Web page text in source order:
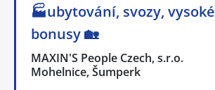
🏭ubytování, svozy, vysoké
bonusy 🏡
MAXIN'S People Czech, s.r.o.
Mohelnice, Šumperk